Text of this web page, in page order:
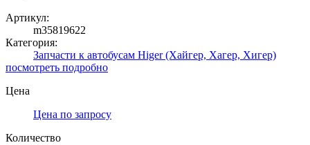
Артикул:
m35819622
Категория:
Запчасти к автобусам Higer (Хайгер, Хагер, Хигер)
посмотреть подробно
Цена
Цена по запросу
Количество